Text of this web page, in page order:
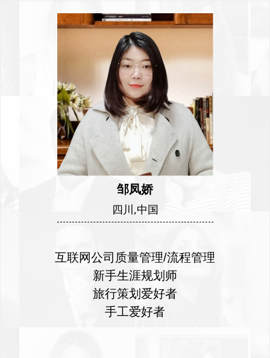
四川,中国
邹凤娇
互联网公司质量管理/流程管理
新手生涯规划师
旅行策划爱好者
手工爱好者